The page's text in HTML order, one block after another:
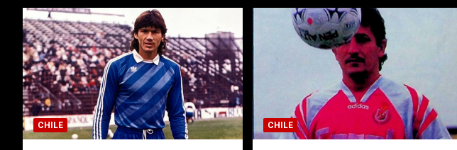
CHILE CHILE